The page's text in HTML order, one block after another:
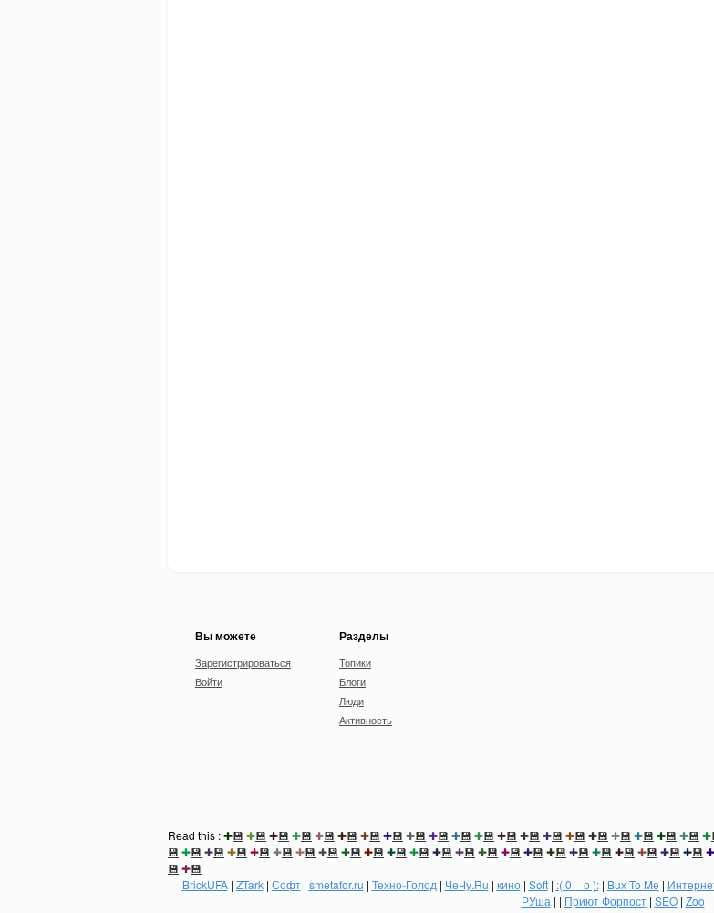
Вы можете
Зарегистрироваться
Войти
Разделы
Топики
Блоги
Люди
Активность
Read this :✚💾 ✚💾 ✚💾 ✚💾 ✚💾 ✚💾 ✚💾 ✚💾 ✚💾 ✚💾 ✚💾 ✚💾 ✚💾 ✚💾 ✚💾 ✚💾 ✚💾 ✚💾 ✚💾 ✚💾 ✚💾 ✚
💾 ✚💾 ✚💾 ✚💾 ✚💾 ✚💾 ✚💾 ✚💾 ✚💾 ✚💾 ✚💾 ✚💾 ✚💾 ✚💾 ✚💾 ✚💾 ✚💾 ✚💾 ✚💾 ✚💾 ✚💾 ✚💾 ✚💾 ✚💾 ✚
💾 ✚💾
BrickUFA| ZTark| Софт| smetafor.ru | Техно-Голод | ЧеЧу.Ru | кино| Soft| :( 0 _ о ):| Bux To Me |
РУша | | Приют Форпост| SEO| Zoo